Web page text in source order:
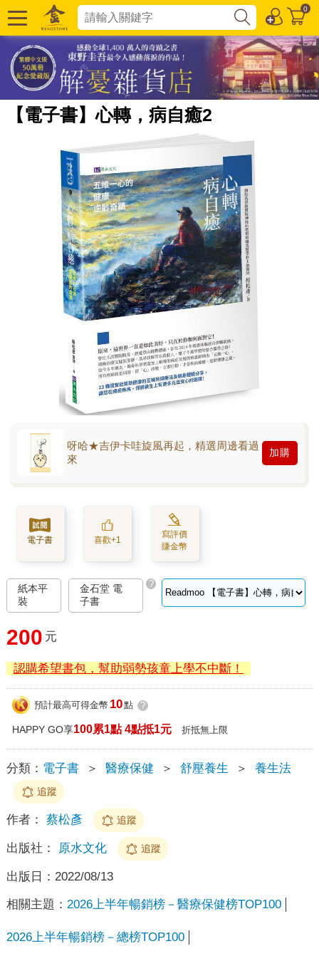
0
【電子書】心轉，病自癒2
呀哈★吉伊卡哇旋風再起，精選周邊看過
來
加購
電子書 喜歡+1
寫評價
賺金幣
紙本平
裝
金石堂 電
子書
?
200 元
認購希望書包，幫助弱勢孩童上學不中斷！
預計最高可得金幣 10點 ?
HAPPY GO享100累1點 4點抵1元 折抵無上限
分類： 電子書 ＞ 醫療保健 ＞ 舒壓養生 ＞ 養生法
追蹤
作者： 蔡松彥 追蹤
出版社： 原水文化 追蹤
出版日： 2022/08/13
相關主題： 2026上半年暢銷榜－醫療保健榜TOP100
2026上半年暢銷榜－總榜TOP100